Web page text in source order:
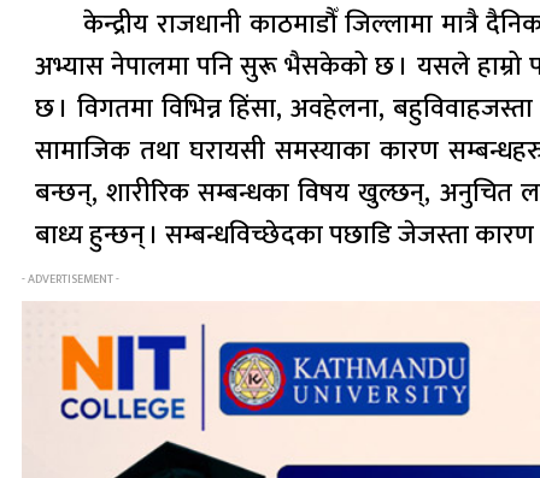
केन्द्रीय राजधानी काठमाडौँ जिल्लामा मात्रै
अभ्यास नेपालमा पनि सुरू भैसकेको छ । यसले हाम्रो
छ । विगतमा विभिन्न हिंसा, अवहेलना,
सामाजिक तथा घरायसी समस्याका कारण
बन्छन्, शारीरिक सम्बन्धका विषय खुल्छन्, अनुचित
बाध्य हुन्छन् । सम्बन्धविच्छेदका पछाडि जेजस्ता
- ADVERTISEMENT -